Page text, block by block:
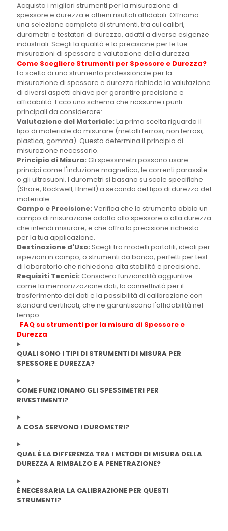
Acquista i migliori strumenti per la misurazione di
spessore e durezza e ottieni risultati affidabili. Offriamo
una selezione completa di strumenti, tra cui calibri,
durometri e testatori di durezza, adatti a diverse esigenze
industriali. Scegli la qualità e la precisione per le tue
misurazioni di spessore e valutazione della durezza.
Come Scegliere Strumenti per Spessore e Durezza?
La scelta di uno strumento professionale per la
misurazione di spessore e durezza richiede la valutazione
di diversi aspetti chiave per garantire precisione e
affidabilità. Ecco uno schema che riassume i punti
principali da considerare:
Valutazione del Materiale: La prima scelta riguarda il
tipo di materiale da misurare (metalli ferrosi, non ferrosi,
plastica, gomma). Questo determina il principio di
misurazione necessario.
Principio di Misura: Gli spessimetri possono usare
principi come l'induzione magnetica, le correnti parassite
o gli ultrasuoni. I durometri si basano su scale specifiche
(Shore, Rockwell, Brinell) a seconda del tipo di durezza del
materiale.
Campo e Precisione: Verifica che lo strumento abbia un
campo di misurazione adatto allo spessore o alla durezza
che intendi misurare, e che offra la precisione richiesta
per la tua applicazione.
Destinazione d'Uso: Scegli tra modelli portatili, ideali per
ispezioni in campo, o strumenti da banco, perfetti per test
di laboratorio che richiedono alta stabilità e precisione.
Requisiti Tecnici: Considera funzionalità aggiuntive
come la memorizzazione dati, la connettività per il
trasferimento dei dati e la possibilità di calibrazione con
standard certificati, che ne garantiscono l'affidabilità nel
tempo.
FAQ su strumenti per la misura di Spessore e
Durezza
QUALI SONO I TIPI DI STRUMENTI DI MISURA PER
SPESSORE E DUREZZA?
COME FUNZIONANO GLI SPESSIMETRI PER
RIVESTIMENTI?
A COSA SERVONO I DUROMETRI?
QUAL È LA DIFFERENZA TRA I METODI DI MISURA DELLA
DUREZZA A RIMBALZO E A PENETRAZIONE?
È NECESSARIA LA CALIBRAZIONE PER QUESTI
STRUMENTI?